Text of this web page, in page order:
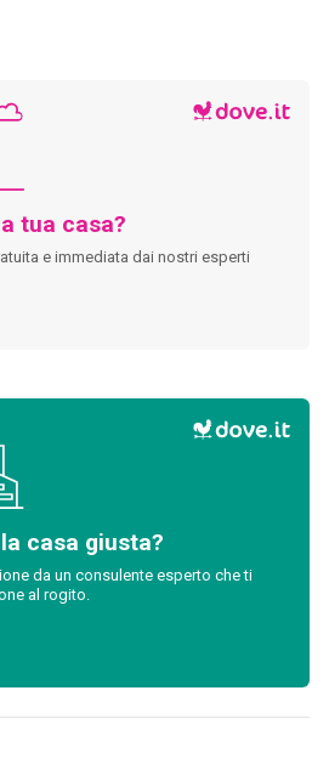
tua casa?
e immediata dai nostri esperti
casa giusta?
da un consulente esperto che ti
al rogito.